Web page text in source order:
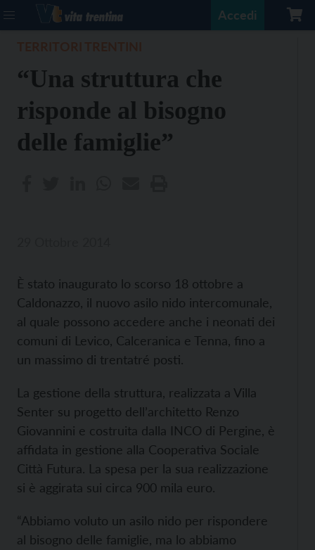
Accedi
“Una struttura che
risponde al bisogno
delle famiglie”
È stato inaugurato lo scorso 18 ottobre a
Caldonazzo, il nuovo asilo nido intercomunale,
al quale possono accedere anche i neonati dei
comuni di Levico, Calceranica e Tenna, fino a
un massimo di trentatré posti.
La gestione della struttura, realizzata a Villa
Senter su progetto dell’architetto Renzo
Giovannini e costruita dalla INCO di Pergine, è
affidata in gestione alla Cooperativa Sociale
Città Futura. La spesa per la sua realizzazione
si è aggirata sui circa 900 mila euro.
“Abbiamo voluto un asilo nido per rispondere
al bisogno delle famiglie, ma lo abbiamo